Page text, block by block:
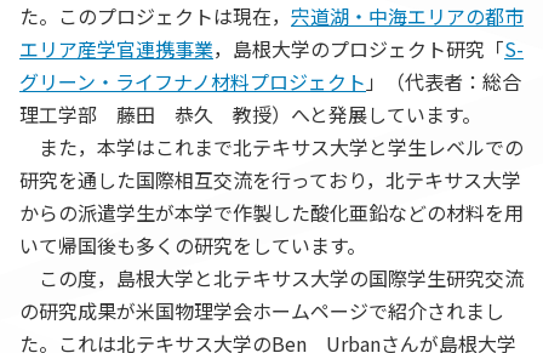
た。このプロジェクトは現在， 宍道湖・中海エリアの都市
エリア産学官連携事業，島根大学のプロジェクト研究「S-
グリーン・ライフナノ材料プロジェクト 」（代表者：総合
理工学部 藤田 恭久 教授）へと発展しています。
また，本学はこれまで北テキサス大学と学生レベルでの
研究を通した国際相互交流を行っており，北テキサス大学
からの派遣学生が本学で作製した酸化亜鉛などの材料を用
いて帰国後も多くの研究をしています。
この度，島根大学と北テキサス大学の国際学生研究交流
の研究成果が米国物理学会ホームページで紹介されまし
た。これは北テキサス大学のBen Urbanさんが島根大学